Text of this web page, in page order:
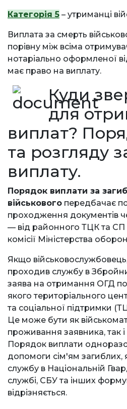
Категорія 5 – утриманці
Виплата за смерть
порівну між всіма
нотаріально оформленої
має право на виплату.
Куди
для
виплат?
та розгляду
виплату.
Порядок виплати за
військового передбачає
проходження документів
— від районного ТЦК та СП
комісії Міністерства
Якщо
проходив службу в
заява на отримання ОГД
якого територіального
та соціальної підтримки
Це може бути як
проживання заявника, так
Порядок виплати
допомоги сім'ям загиблих,
службу в Національній
службі, СБУ та інших
відрізняється.